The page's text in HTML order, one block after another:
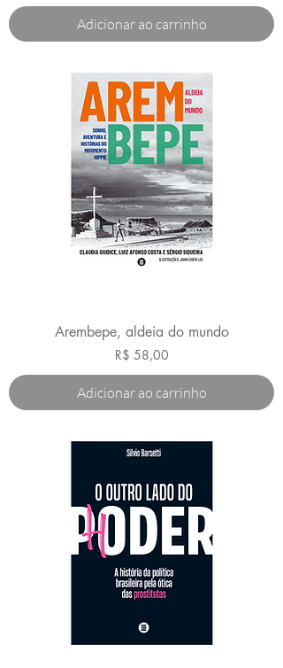
Adicionar ao carrinho
Arembepe, aldeia do mundo
Preço
R$ 58,00
Adicionar ao carrinho